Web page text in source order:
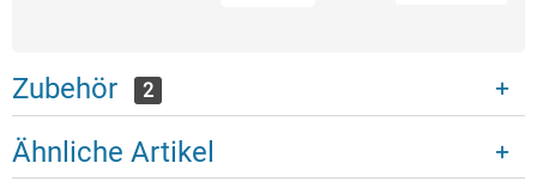
Zubehör 2
Ähnliche Artikel